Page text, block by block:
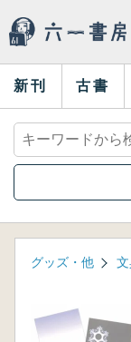
新刊 古書
グッズ・他